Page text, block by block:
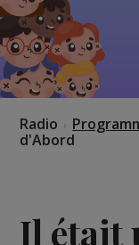
Radio
d'Abord
Il était